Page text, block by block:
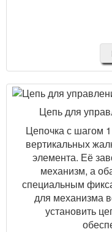
Цепь для
Цепочка с шагом
вертикальных
элемента. Её
механизм, а
специальным
для механизма
установить